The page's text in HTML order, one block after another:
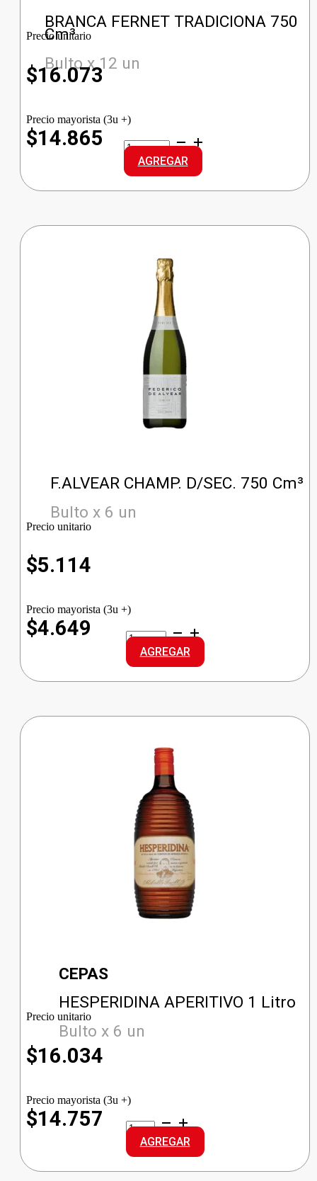
BRANCA FERNET TRADICIONA 750
Cm³
Bulto x 12 un
Precio unitario
$16.073
Precio mayorista (3u +)
$14.865
BRANCA
FERNET
TRADICIONA
cantidad
AGREGAR
F.ALVEAR CHAMP. D/SEC. 750 Cm³
Bulto x 6 un
Precio unitario
$5.114
Precio mayorista (3u +)
$4.649
F.ALVEAR
CHAMP.
D/SEC.
cantidad
AGREGAR
CEPAS
HESPERIDINA APERITIVO 1 Litro
Bulto x 6 un
Precio unitario
$16.034
Precio mayorista (3u +)
$14.757
HESPERIDINA
APERITIVO
cantidad
AGREGAR